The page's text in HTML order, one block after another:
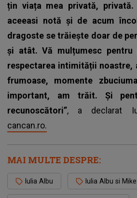
țin viața mea privată,
aceeasi notă și de acum
dragoste se trăiește doar de
și atât. Vă mulțumesc pentru
respectarea intimității noastre,
frumoase, momente
important, am trăit. Și
recunoscători”, a declarat
cancan.ro.
MAI MULTE DESPRE:
Iulia Albu Iulia Albu si Mike